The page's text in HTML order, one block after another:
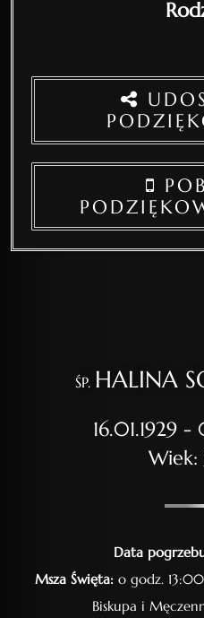
ŚP. HALINA
16.01.1929
Wiek:
Data
Msza Święta: o godz. 13:00
Biskupa i